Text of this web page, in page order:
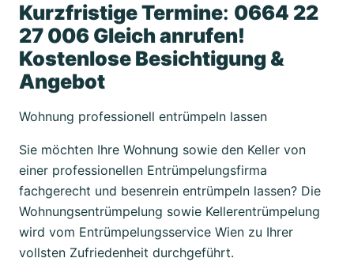
Kurzfristige Termine: 0664 22
27 006 Gleich anrufen!
Kostenlose Besichtigung &
Angebot
Wohnung professionell entrümpeln lassen
Sie möchten Ihre Wohnung sowie den Keller von
einer professionellen Entrümpelungsfirma
fachgerecht und besenrein entrümpeln lassen? Die
Wohnungsentrümpelung sowie Kellerentrümpelung
wird vom Entrümpelungsservice Wien zu Ihrer
vollsten Zufriedenheit durchgeführt.